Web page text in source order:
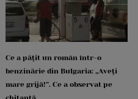
Ce a pățit un român într-o
benzinărie din Bulgaria: „Aveți
mare grijă!”. Ce a observat pe